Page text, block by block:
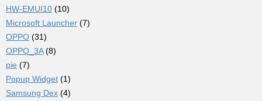
HW-EMUI10 (10)
Microsoft Launcher (7)
OPPO (31)
OPPO_3A(8)
pie (7)
Popup Widget (1)
Samsung Dex (4)